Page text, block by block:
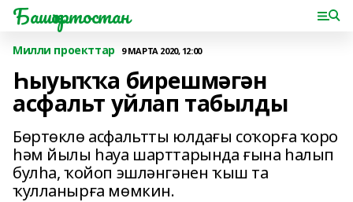
Башҡортостан
Милли проекттар 9 МАРТА 2020, 12:00
Һыуыҡҡа бирешмәгән
асфальт уйлап табылды
Бөртөклө асфальтты юлдағы соҡорға ҡоро
һәм йылы һауа шарттарында ғына һалып
булһа, ҡойоп эшләнгәнен ҡыш та
ҡулланырға мөмкин.